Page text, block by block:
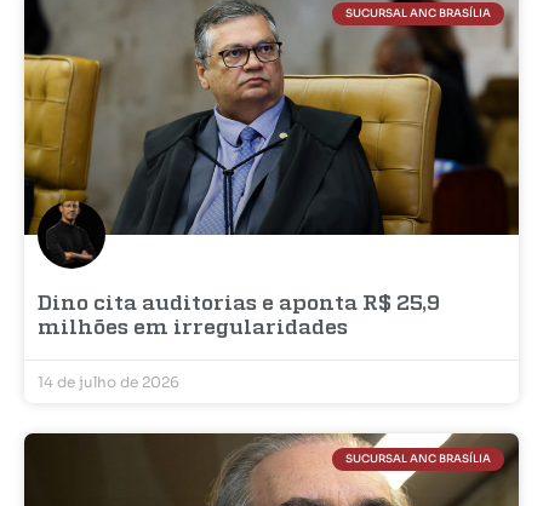
SUCURSAL ANC BRASÍLIA
Dino cita auditorias e aponta R$ 25,9
milhões em irregularidades
14 de julho de 2026
SUCURSAL ANC BRASÍLIA